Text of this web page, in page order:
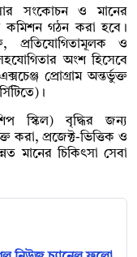
সংকোচন ও মানের
কমিশন গঠন করা হবে।
প্রতিযোগিতামূলক ও
অংশ হিসেবে
প্রোগ্রাম অন্তর্ভুক্ত
স্কিল) বৃদ্ধির জন্য
করা, প্রজেক্ট-ভিত্তিক ও
মানের চিকিৎসা সেবা